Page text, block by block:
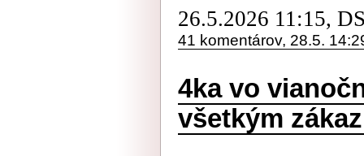
26.5.2026 11:15,
41 komentárov, 28.5.
4ka vo
všetkým